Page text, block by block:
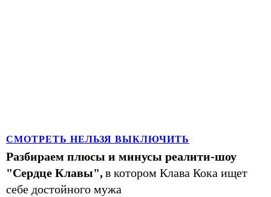
СМОТРЕТЬ НЕЛЬЗЯ ВЫКЛЮЧИТЬ
Разбираем плюсы и минусы реалити-шоу
"Сердце Клавы",в котором Клава Кока ищет
себе достойного мужа